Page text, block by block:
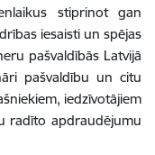
stiprinot gan
iesaisti un spējas
pašvaldībās Latvijā
pašvaldību un citu
iedzīvotājiem
radīto apdraudējumu